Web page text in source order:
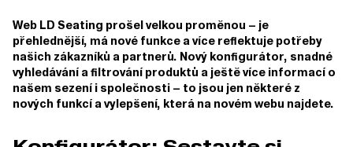
Web LD Seating prošel velkou proměnou – je
přehlednější, má nové funkce a více reflektuje potřeby
našich zákazníků a partnerů. Nový konfigurátor, snadné
vyhledávání a filtrování produktů a ještě více informací o
našem sezení i společnosti – to jsou jen některé z
nových funkcí a vylepšení, která na novém webu najdete.